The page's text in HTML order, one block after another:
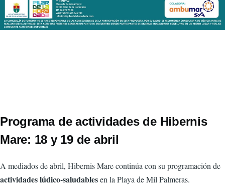
Programa de actividades de Hibernis
Mare: 18 y 19 de abril
A mediados de abril, Hibernis Mare continúa con su programación de
actividades lúdico-saludablesen la Playa de Mil Palmeras.